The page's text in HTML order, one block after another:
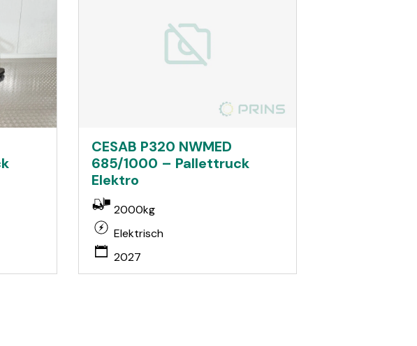
CESAB P320 NWMED
685/1000 – Pallettruck
Elektro
2000kg
Elektrisch
2027